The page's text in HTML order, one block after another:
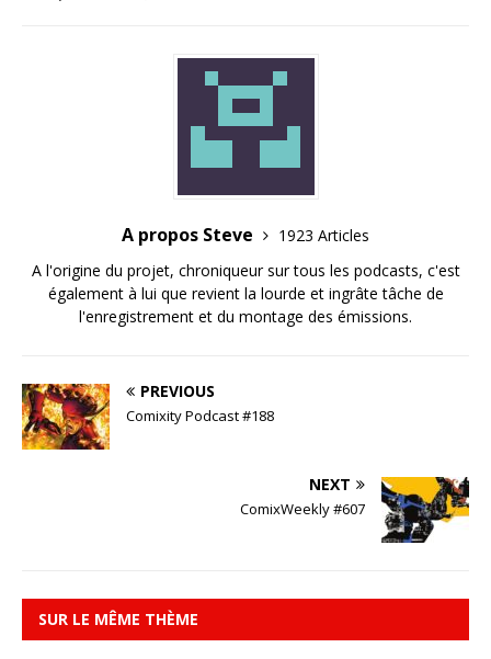
A propos Steve
1923 Articles
A l'origine du projet, chroniqueur sur tous les podcasts, c'est
également à lui que revient la lourde et ingrâte tâche de
l'enregistrement et du montage des émissions.
PREVIOUS
Comixity Podcast #188
NEXT
ComixWeekly #607
SUR LE MÊME THÈME